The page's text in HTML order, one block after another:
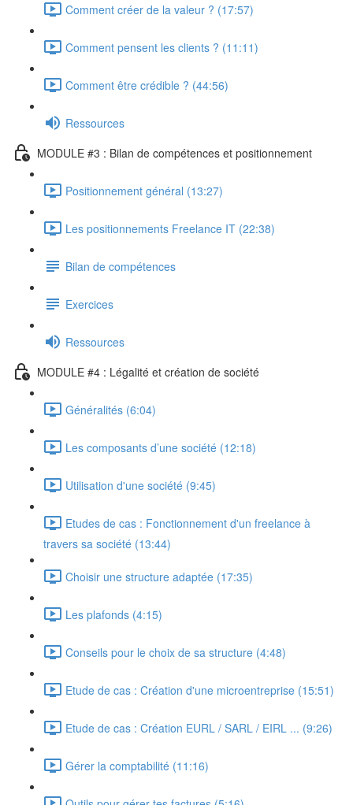
Comment créer de la valeur ? (17:57)
Comment pensent les clients ? (11:11)
Comment être crédible ? (44:56)
Ressources
MODULE #3 : Bilan de compétences et positionnement
Positionnement général (13:27)
Les positionnements Freelance IT (22:38)
Bilan de compétences
Exercices
Ressources
MODULE #4 : Légalité et création de société
Généralités (6:04)
Les composants d’une société (12:18)
Utilisation d'une société (9:45)
Etudes de cas : Fonctionnement d'un freelance à
travers sa société (13:44)
Choisir une structure adaptée (17:35)
Les plafonds (4:15)
Conseils pour le choix de sa structure (4:48)
Etude de cas : Création d'une microentreprise (15:51)
Etude de cas : Création EURL / SARL / EIRL ... (9:26)
Gérer la comptabilité (11:16)